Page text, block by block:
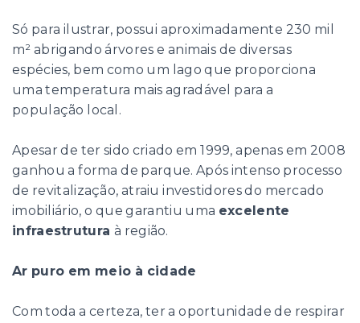
Só para ilustrar, possui aproximadamente 230 mil
m² abrigando árvores e animais de diversas
espécies, bem como um lago que proporciona
uma temperatura mais agradável para a
população local.
Apesar de ter sido criado em 1999, apenas em 2008
ganhou a forma de parque. Após intenso processo
de revitalização, atraiu investidores do mercado
imobiliário, o que garantiu uma excelente
infraestrutura à região.
Ar puro em meio à cidade
Com toda a certeza, ter a oportunidade de respirar